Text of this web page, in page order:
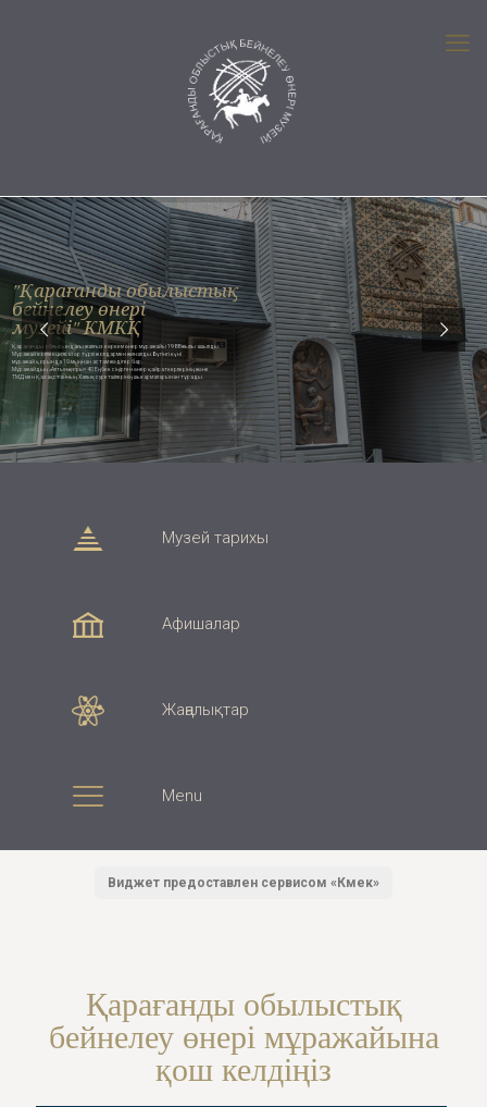
"Қарағанды обылыстық
бейнелеу өнері
музейі" КМКҚ
Қарағанды облысындағы жалғыз көркем өнер мұражайы 1988 жылы ашылды.
Мұражай коллекциясы әр түрлі жолдармен жиналды. Бүгінгі күні
мұражай қорында 10 мыңнан астам жәдігер бар.
Мұражайдың «Алтын қоры» 40 Еңбек сіңірген өнер қайраткерлерінің және
ТМД мен Қазақстанның Халық суретшілерінің шығармаларынан тұрады.
Музей тарихы
Афишалар
Жаңалықтар
Menu
Виджет предоставлен сервисом «Көмек»
Қарағанды обылыстық
бейнелеу өнері мұражайына
қош келдіңіз